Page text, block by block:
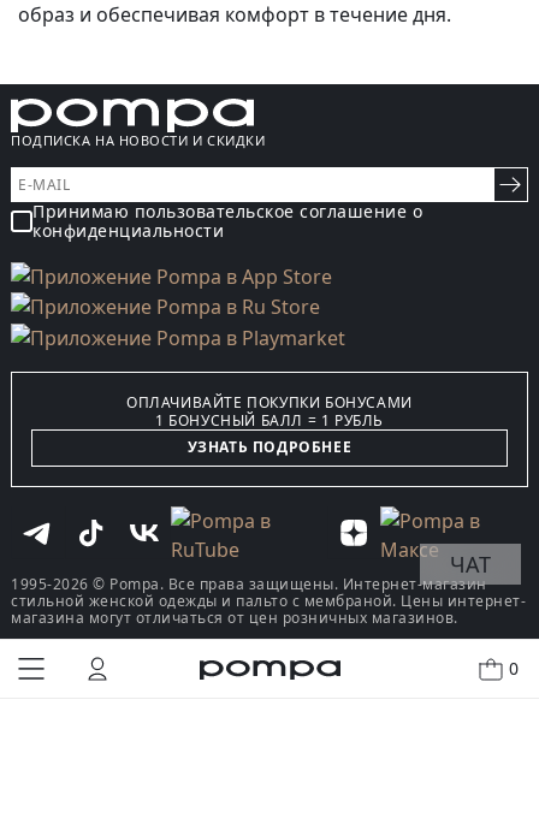
0
образ и обеспечивая комфорт в течение дня.
ПОДПИСКА НА НОВОСТИ И СКИДКИ
Принимаю пользовательское соглашение о
конфиденциальности
ОПЛАЧИВАЙТЕ ПОКУПКИ БОНУСАМИ
1 БОНУСНЫЙ БАЛЛ = 1 РУБЛЬ
УЗНАТЬ ПОДРОБНЕЕ
1995-2026 © Pompa. Все права защищены. Интернет-магазин
стильной женской одежды и пальто с мембраной. Цены интернет-
магазина могут отличаться от цен розничных магазинов.
ЧАТ